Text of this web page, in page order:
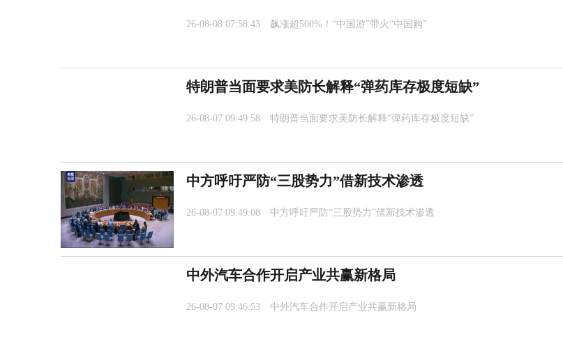
26-08-08 07:58:43 飙涨超500%！“中国游”带火“中国购”
特朗普当面要求美防长解释“弹药库存极度短缺”
26-08-07 09:49:58 特朗普当面要求美防长解释“弹药库存极度短缺”
中方呼吁严防“三股势力”借新技术渗透
26-08-07 09:49:08 中方呼吁严防“三股势力”借新技术渗透
中外汽车合作开启产业共赢新格局
26-08-07 09:46:53 中外汽车合作开启产业共赢新格局